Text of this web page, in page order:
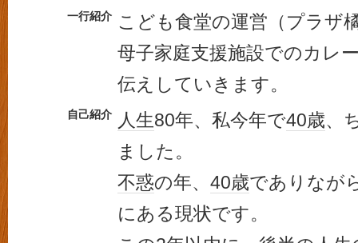
一行紹介 こども食堂の運営（プラザ
母子家庭支援施設でのカレ
伝えしていきます。
自己紹介 人生80年、私今年で40歳、
ました。
不惑の年、 40歳でありなが
にある現状です。